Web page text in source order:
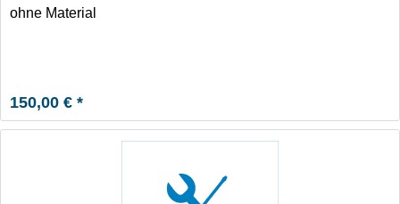
ohne Material
150,00 € *